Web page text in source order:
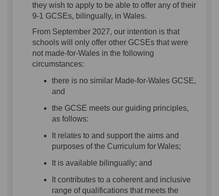
they wish to apply to be able to offer any of their
9-1 GCSEs, bilingually, in Wales.
From September 2027, our intention is that
schools will only offer other GCSEs that were
not made-for-Wales in the following
circumstances:
there is no similar Made-for-Wales GCSE,
and
the GCSE meets our guiding principles,
as follows:
It relates to and support the aims and
purposes of the Curriculum for Wales;
It is available bilingually; and
It contributes to a coherent and inclusive
range of qualifications that meets the